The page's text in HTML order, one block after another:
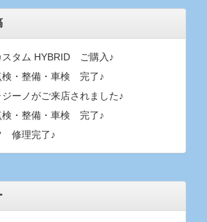
スタム HYBRID ご購入♪
・整備・車検 完了♪
ーノがご来店されました♪
・整備・車検 完了♪
修理完了♪